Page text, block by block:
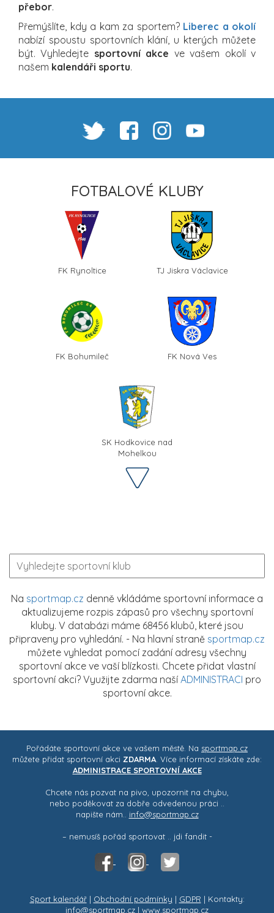
přebor.
Přemýšlíte, kdy a kam za sportem? Liberec a okolí
nabízí spoustu sportovních klání, u kterých můžete
být. Vyhledejte sportovní akce ve vašem okolí v
našem kalendáři sportu.
FOTBALOVÉ KLUBY
FK Rynoltice TJ Jiskra Václavice
FK Bohumileč FK Nová Ves
SK Hodkovice nad
Mohelkou
Na sportmap.cz denně vkládáme sportovní informace a
aktualizujeme rozpis zápasů pro všechny sportovní
kluby. V databázi máme 68456 klubů, které jsou
připraveny pro vyhledání. - Na hlavní straně sportmap.cz
můžete vyhledat pomocí zadání adresy všechny
sportovní akce ve vaší blízkosti. Chcete přidat vlastní
sportovní akci? Využijte zdarma naší ADMINISTRACI pro
sportovní akce.
Pořádáte sportovní akce ve vašem městě. Na sportmap.cz
můžete přidat sportovní akci ZDARMA . Více informací získáte zde:
ADMINISTRACE SPORTOVNÍ AKCE
Chcete nás pozvat na pivo, upozornit na chybu,
nebo poděkovat za dobře odvedenou práci ..
napište nám.. info@sportmap.cz
– nemusíš pořád sportovat .. jdi fandit -
Sport kalendář| Obchodní podmínky | GDPR | Kontakty:
info@sportmap.cz | www.sportmap.cz